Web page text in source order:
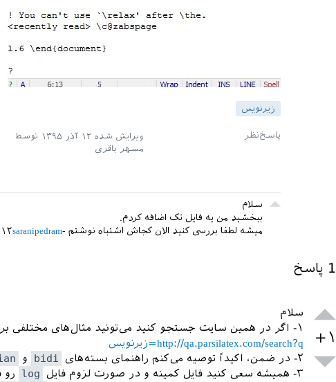
زیرنویس
ویرایش شده ۱۲ آذر ۱۳۹۵
توسط
مسهر باقری
سلام
ببخشید من یه فایل تک اضافه کردم.
میشه لطفا بررسی کنید الان کجاش اشتباه نوشتم
۱۲ آذر ۱۳۹۵saranipedram
1 پاسخ
+۱
سلام
۱- اگر در همین سایت جستجو کنید می‌تونید مثال‌های مختلفی برای زیرنویس پیدا کنید. مثلاً
http://qa.parsilatex.com/search?q=زیرنویس
۲- در ضمن، اکیداً توصیه می‌کنم راهنمای بسته‌های
bidi و
۳- همیشه سعی کنید فایل کمینه و در صورت لزوم فایل
log
رو